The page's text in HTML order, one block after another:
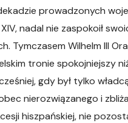
prowadzonych
nadal nie zaspokoił
Tymczasem Wilhelm III
tronie spokojniejszy
gdy był tylko
nierozwiązanego i
hiszpańskiej, nie